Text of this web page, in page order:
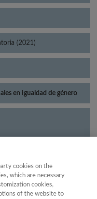
(2021)
en igualdad de género
cookies on the
which are necessary
cookies,
of the website to